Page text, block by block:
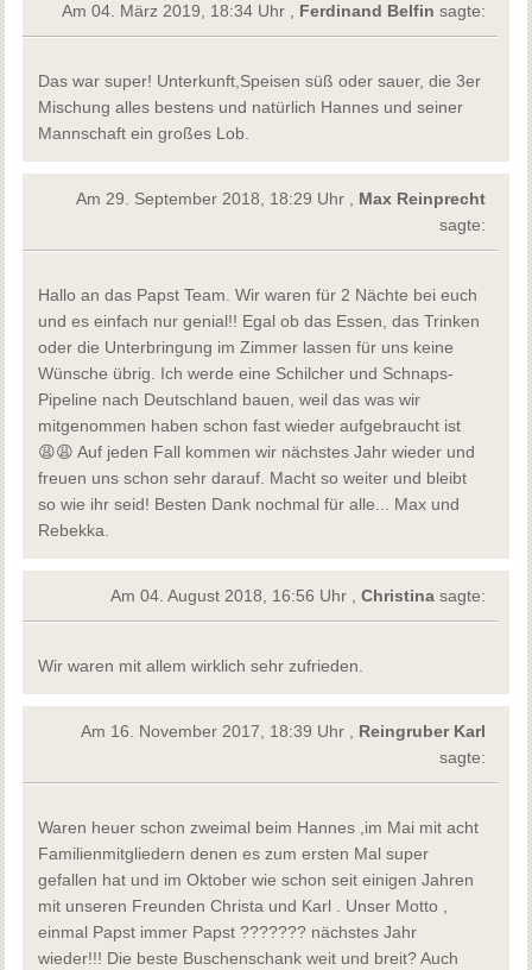
Am 04. März 2019, 18:34 Uhr , Ferdinand Belfin sagte:
Das war super! Unterkunft,Speisen süß oder sauer, die 3er
Mischung alles bestens und natürlich Hannes und seiner
Mannschaft ein großes Lob.
Am 29. September 2018, 18:29 Uhr , Max Reinprecht
sagte:
Hallo an das Papst Team. Wir waren für 2 Nächte bei euch
und es einfach nur genial!! Egal ob das Essen, das Trinken
oder die Unterbringung im Zimmer lassen für uns keine
Wünsche übrig. Ich werde eine Schilcher und Schnaps-
Pipeline nach Deutschland bauen, weil das was wir
mitgenommen haben schon fast wieder aufgebraucht ist
😩😩 Auf jeden Fall kommen wir nächstes Jahr wieder und
freuen uns schon sehr darauf. Macht so weiter und bleibt
so wie ihr seid! Besten Dank nochmal für alle... Max und
Rebekka.
Am 04. August 2018, 16:56 Uhr ,Christinasagte:
Wir waren mit allem wirklich sehr zufrieden.
Am 16. November 2017, 18:39 Uhr , Reingruber Karl
sagte:
Waren heuer schon zweimal beim Hannes ,im Mai mit acht
Familienmitgliedern denen es zum ersten Mal super
gefallen hat und im Oktober wie schon seit einigen Jahren
mit unseren Freunden Christa und Karl . Unser Motto ,
einmal Papst immer Papst ??????? nächstes Jahr
wieder!!! Die beste Buschenschank weit und breit? Auch